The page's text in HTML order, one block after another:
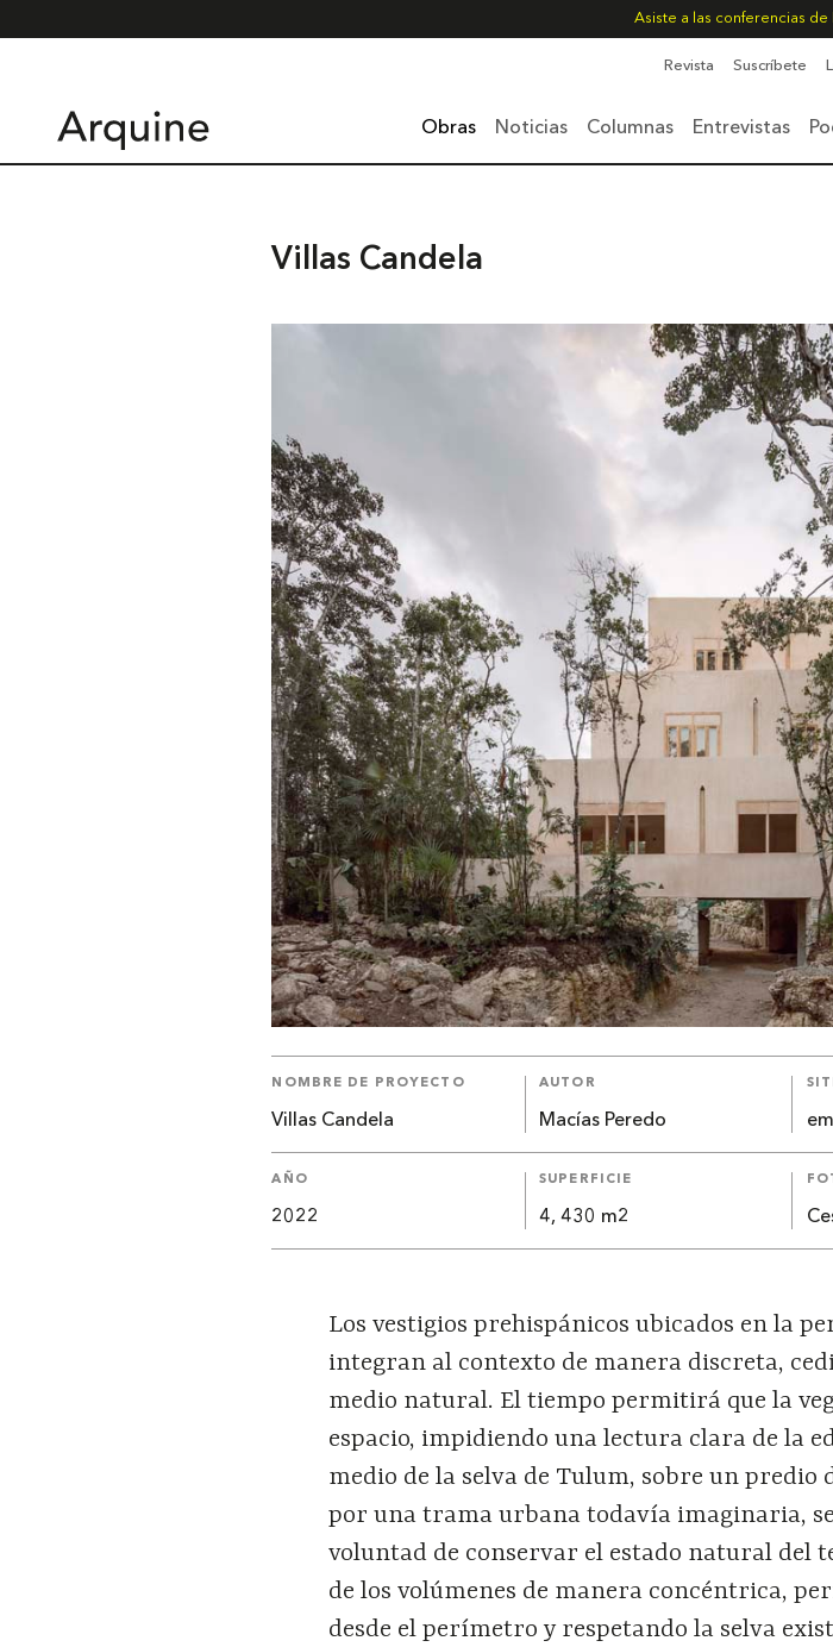
Asiste a las conferencias de
Revista Suscríbete
Obras Noticias Columnas Entrevistas
Villas Candela
NOMBRE DE PROYECTO
Villas Candela
AUTOR
Macías Peredo
AÑO
2022
SUPERFICIE
4, 430 m2
Los vestigios prehispánicos ubicados en la
integran al contexto de manera discreta,
medio natural. El tiempo permitirá que la
espacio, impidiendo una lectura clara de la
medio de la selva de Tulum, sobre un predio
por una trama urbana todavía imaginaria,
voluntad de conservar el estado natural del
de los volúmenes de manera concéntrica,
desde el perímetro y respetando la selva